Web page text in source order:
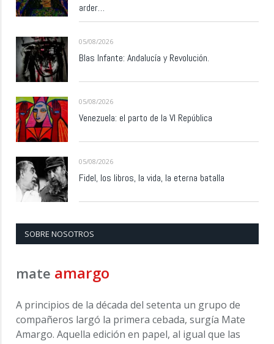
arder…
05/08/2026
Blas Infante: Andalucía y Revolución.
05/08/2026
Venezuela: el parto de la VI República
05/08/2026
Fidel, los libros, la vida, la eterna batalla
SOBRE NOSOTROS
mate amargo
A principios de la década del setenta un grupo de
compañeros largó la primera cebada, surgía Mate
Amargo. Aquella edición en papel, al igual que las